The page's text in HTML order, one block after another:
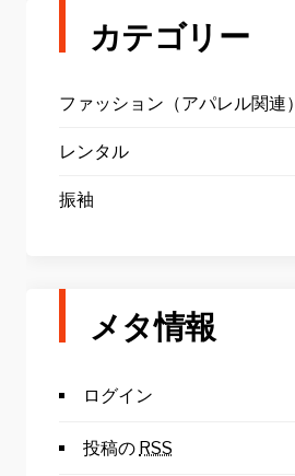
カテゴリー
ファッション（アパレル関連）
レンタル
振袖
メタ情報
ログイン
投稿の RSS